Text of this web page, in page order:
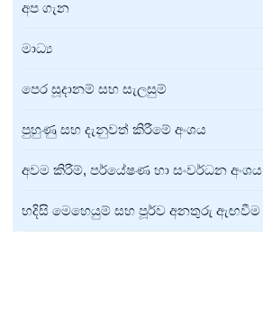
අප ගැන
මාධ්‍ය
පෙර සූදානම් සහ සැලසුම්
පුහුණු සහ දැනුවත් කිරීමේ අංශය
අවම කිරීම්, පර්යේෂණ හා සංවර්ධන අංශය
හදිසි මෙහෙයුම් සහ පූර්ව අනතුරු ඇඟවීම